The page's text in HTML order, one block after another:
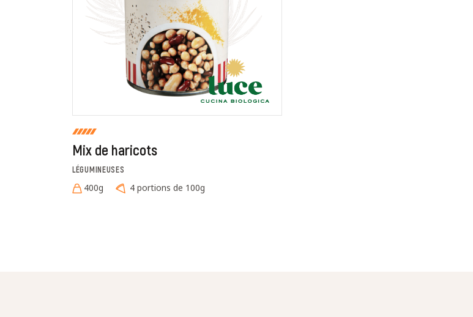
Mix de haricots
LÉGUMINEUSES
400g 4 portions de 100g